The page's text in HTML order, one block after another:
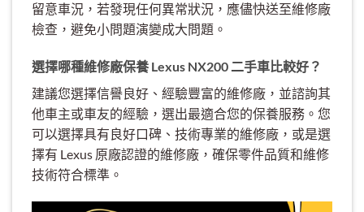
留意車況，若發現任何異常狀況，應儘快送至維修廠
檢查，避免小問題演變成大問題。
選擇哪種維修廠保養 Lexus NX200 二手車比較好？
建議您選擇信譽良好、經驗豐富的維修廠，並諮詢其
他車主或車友的經驗，選出最適合您的保養服務。您
可以選擇具有良好口碑、技術專業的維修廠，或是選
擇有 Lexus 原廠認證的維修廠，確保零件品質和維修
技術符合標準。